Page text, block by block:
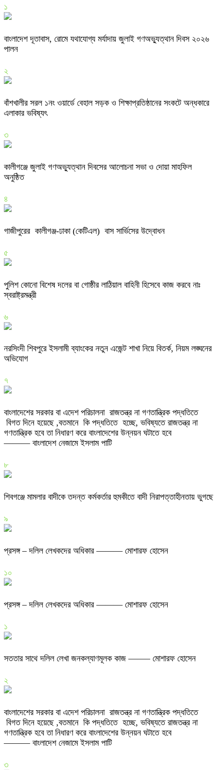
১
বাংলাদেশ দূতাবাস, রোমে যথাযোগ্য মর্যাদায় জুলাই গণঅভ্যুত্থান দিবস ২০২৬
পালন
২
বাঁশখালীর সরল ১নং ওয়ার্ডে বেহাল সড়ক ও শিক্ষাপ্রতিষ্ঠানের সংকটে অন্ধকারে
এলাকার ভবিষ্যৎ
৩
কালীগঞ্জে জুলাই গণঅভ্যুত্থান দিবসের আলোচনা সভা ও দোয়া মাহফিল
অনুষ্ঠিত
৪
গাজীপুরের কালীগঞ্জ-ঢাকা (কেটিএল) বাস সার্ভিসের উদ্বোধন
৫
পুলিশ কোনো বিশেষ দলের বা গোষ্ঠীর লাঠিয়াল বাহিনী হিসেবে কাজ করবে নাঃ
স্বরাষ্ট্রমন্ত্রী
৬
নরসিংদী শিবপুরে ইসলামী ব্যাংকের নতুন এজেন্ট শাখা নিয়ে বিতর্ক, নিয়ম লঙ্ঘনের
অভিযোগ
৭
বাংলাদেশের সরকার বা এদেশ পরিচালনা রাজতন্ত্র না গণতান্ত্রিক পদ্ধতিতে
বিগত দিনে হয়েছে ,বতমানে কি পদ্ধতিতে হচ্ছে, ভবিষ্যতে রাজতন্ত্র না
গণতান্ত্রিক হবে তা নিধারণ করে বাংলাদেশের উন্নয়ন ঘটাতে হবে
——— বাংলাদেশ নেজামে ইসলাম পাটি
৮
শিবগঞ্জে মামলার বাদীকে তদন্ত কর্মকর্তার হুমকীতে বাদী নিরাপত্তাহীনতায় ভুগছে
৯
প্রসঙ্গ – দলিল লেখকদের অধিকার ——— মোশারফ হোসেন
১০
প্রসঙ্গ – দলিল লেখকদের অধিকার ——— মোশারফ হোসেন
১
সততার সাথে দলিল লেখা জনকল্যাণমূলক কাজ ——– মোশারফ হোসেন
২
বাংলাদেশের সরকার বা এদেশ পরিচালনা রাজতন্ত্র না গণতান্ত্রিক পদ্ধতিতে
বিগত দিনে হয়েছে ,বতমানে কি পদ্ধতিতে হচ্ছে, ভবিষ্যতে রাজতন্ত্র না
গণতান্ত্রিক হবে তা নিধারণ করে বাংলাদেশের উন্নয়ন ঘটাতে হবে
——— বাংলাদেশ নেজামে ইসলাম পাটি
৩